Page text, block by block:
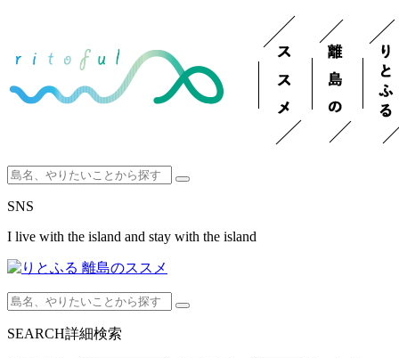
SNS
I live with the island and stay with the island
SEARCH詳細検索